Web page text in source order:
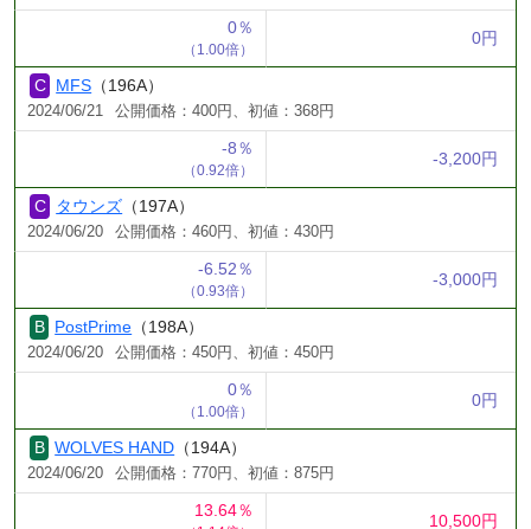
0％
（1.00倍）
0円
MFS （196A）
2024/06/21 公開価格：400円、初値：368円
-8％
（0.92倍）
-3,200円
タウンズ （197A）
2024/06/20 公開価格：460円、初値：430円
-6.52％
（0.93倍）
-3,000円
PostPrime （198A）
2024/06/20 公開価格：450円、初値：450円
0％
（1.00倍）
0円
WOLVES HAND （194A）
2024/06/20 公開価格：770円、初値：875円
13.64％
10,500円